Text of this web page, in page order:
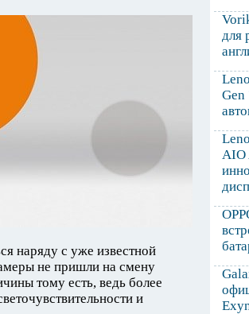
наряду с уже известной
не пришли на смену
тому есть, ведь более
и
для
AIO